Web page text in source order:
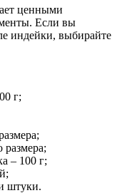
ценными
Если вы
индейки, выбирайте
г;
размера;
– 100 г;
штуки.